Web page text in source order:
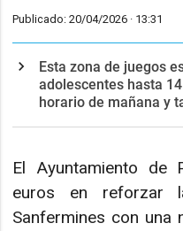
Publicado: 20/04/2026 · 13:31
Esta zona de juegos
adolescentes hasta
horario de mañana y
El Ayuntamiento de
euros en reforzar
Sanfermines con una